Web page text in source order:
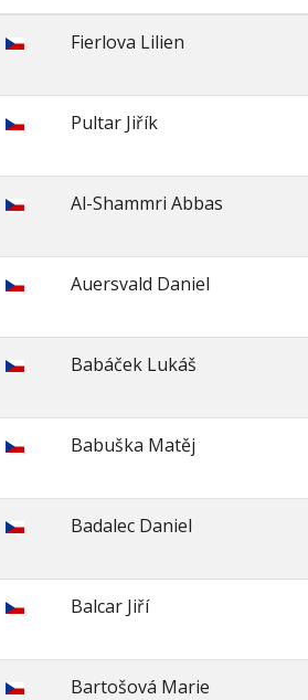
Fierlova Lilien
Pultar Jiřík
Al-Shammri Abbas
Auersvald Daniel
Babáček Lukáš
Babuška Matěj
Badalec Daniel
Balcar Jiří
Bartošová Marie